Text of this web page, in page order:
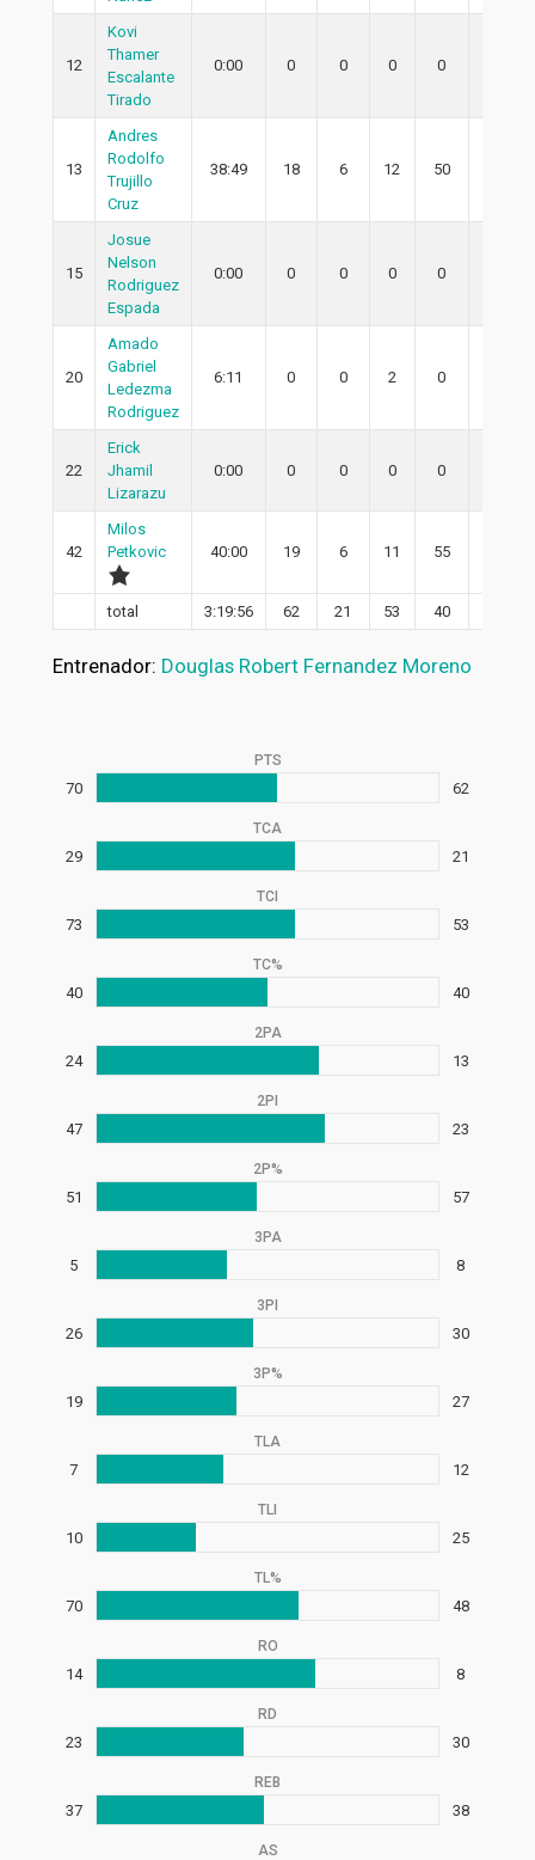
12
Kovi
Thamer
Escalante
Tirado
0:00 0 0 0 0
13
Andres
Rodolfo
Trujillo
Cruz
38:49 18 6 12 50
15
Josue
Nelson
Rodriguez
Espada
0:00 0 0 0 0
20
Amado
Gabriel
Ledezma
Rodriguez
6:11 0 0 2 0
22
Erick
Jhamil
Lizarazu
0:00 0 0 0 0
42
Milos
Petkovic
40:00 19 6 11 55
total 3:19:56 62 21 53 40
Entrenador: Douglas Robert Fernandez Moreno
PTS
70 62
TCA
29 21
TCI
73 53
TC%
40 40
2PA
24 13
2PI
47 23
2P%
51 57
3PA
5 8
3PI
26 30
3P%
19 27
TLA
7 12
TLI
10 25
TL%
70 48
RO
14 8
RD
23 30
REB
37 38
AS